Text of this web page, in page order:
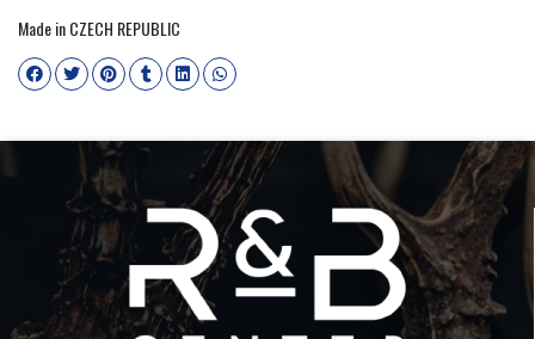
Made in CZECH REPUBLIC